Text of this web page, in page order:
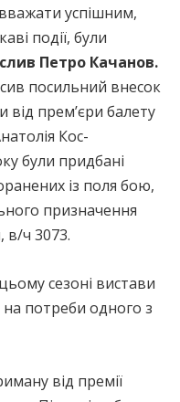
успішним,
події, були
Петро Качанов.
посильний внесок
прем’єри балету
Кос-
були придбані
із поля бою,
призначення
в/ч 3073.
сезоні вистави
потреби одного з
від премії